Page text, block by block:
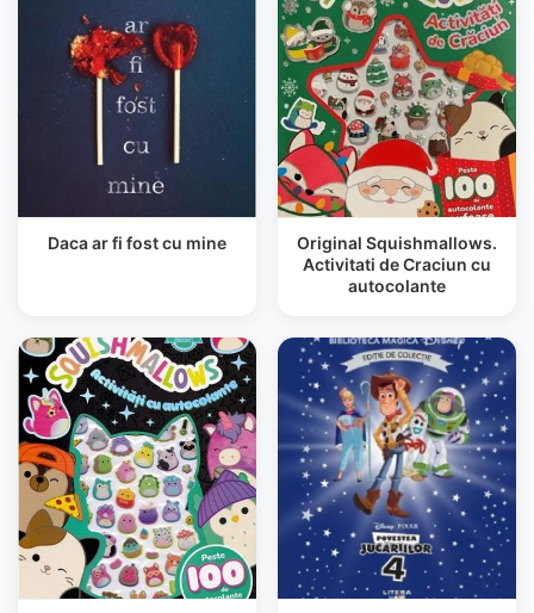
Daca ar fi fost cu mine
Original Squishmallows.
Activitati de Craciun cu
autocolante